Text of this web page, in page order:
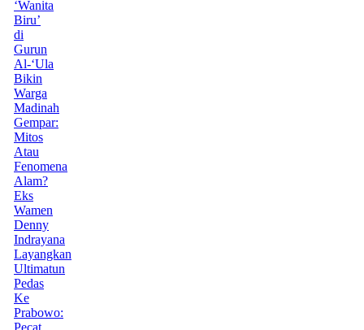
‘Wanita
Biru’
di
Gurun
Al-‘Ula
Bikin
Warga
Madinah
Gempar:
Mitos
Atau
Fenomena
Alam?
Eks
Wamen
Denny
Indrayana
Layangkan
Ultimatun
Pedas
Ke
Prabowo:
Pecat